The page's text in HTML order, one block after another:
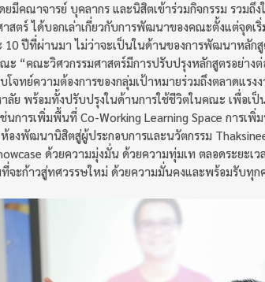
มีคณาจารย์ บุคลากร และนิสิตเข้าร่วมกิจกรรม รวม
สตร์ ได้บอกเล่าเกี่ยวกับการพัฒนาของคณะตั้งแต่จุด
10 ปีที่ผ่านมา ไม่ว่าจะเป็นในด้านของการพัฒนาหลัก
ะ “คณะวิศวกรรมศาสตร์มีการปรับปรุงหลักสูตรอย่างต่
จทย์ความต้องการของกลุ่มเป้าหมายร่วมถึงตลาดแรง
ลัย พร้อมทั้งปรับปรุงในด้านการใช้ชีวิตในคณะ เพื่อเ
นการเพิ่มพื้นที่ Co-Working Learning Space การเ
องพัฒนานิสิตสู่ผู้ประกอบการและนวัตกรรม
ด้วยความมุ่งมั่น ด้วยความทุ่มเท ตลอดระยะ
ะก้าวสู่ทศวรรษใหม่ ด้วยความมั่นคงและพร้อมรับทุก